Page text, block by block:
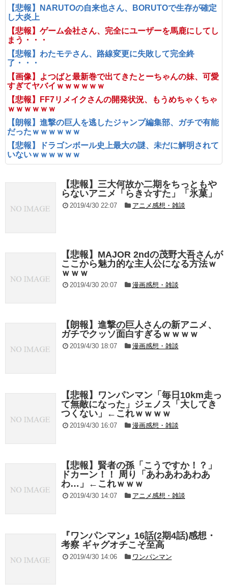
【悲報】NARUTOの自来也さん、BORUTOで生存が確定
し大炎上
【悲報】ゲーム会社さん、完全にユーザーを馬鹿にしてし
まう・・・
【悲報】わたモテさん、路線変更に失敗して完全終
了・・・
【画像】よつばと最新巻で出てきたとーちゃんの妹、可愛
すぎてヤバイｗｗｗｗｗｗ
【悲報】FF7リメイクさんの開発状況、もうめちゃくちゃ
ｗｗｗｗｗｗ
【朗報】進撃の巨人を逃したジャンプ編集部、ガチで有能
だったｗｗｗｗｗｗ
【悲報】ドラゴンボール史上最大の謎、未だに解明されて
いないｗｗｗｗｗｗ
【悲報】三大何故か二期をちっともや
らないアニメ「らき☆すた」「氷菓」
2019/4/30 22:07 アニメ感想・雑談
【悲報】MAJOR 2ndの茂野大吾さんが
ここから魅力的な主人公になる方法ｗ
ｗｗｗ
2019/4/30 20:07 漫画感想・雑談
【朗報】進撃の巨人さんの新アニメ、
ガチでクッソ面白すぎるｗｗｗｗ
2019/4/30 18:07 漫画感想・雑談
【悲報】ワンパンマン「毎日10km走っ
て無敵になった」ジェノス「大してき
つくない」←これｗｗｗｗ
2019/4/30 16:07 漫画感想・雑談
【悲報】賢者の孫「こうですか！？」
ドカーン！！ 周り「あわあわあわあ
わ…」←これｗｗｗ
2019/4/30 14:07 アニメ感想・雑談
『ワンパンマン』16話(2期4話)感想・
考察 ギャグオチこそ至高
2019/4/30 14:06 ワンパンマン